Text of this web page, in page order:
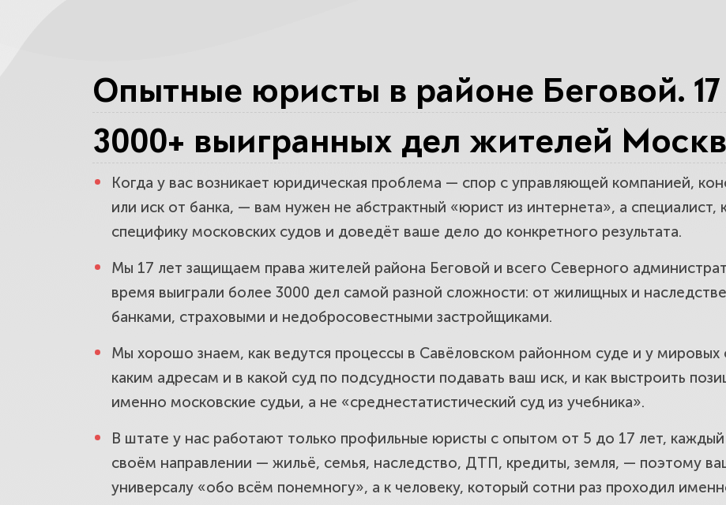
нажитое.
Помощь после ДТП в районе Беговой. Взыщем
аварии.
Споры с банками и защита от долгов в районе
остановим давление.
Сделки с недвижимостью и споры с
ваши деньги и метры.
увольнение.
Опытные юристы в районе Беговой. 17
3000+ выигранных дел жителей
Когда у вас возникает юридическая проблема — спор с управляющей компанией,
или иск от банка, — вам нужен не абстрактный «юрист из интернета», а
специфику московских судов и доведёт ваше дело до конкретного результата.
Мы 17 лет защищаем права жителей района Беговой и всего Северного
время выиграли более 3000 дел самой разной сложности: от жилищных и
банками, страховыми и недобросовестными застройщиками.
Мы хорошо знаем, как ведутся процессы в Савёловском районном суде и у мировых
каким адресам и в какой суд по подсудности подавать ваш иск, и как выстроить
именно московские судьи, а не «среднестатистический суд из учебника».
В штате у нас работают только профильные юристы с опытом от 5 до 17 лет, каждый
своём направлении — жильё, семья, наследство, ДТП, кредиты, земля, — поэтому
универсалу «обо всём понемногу», а к человеку, который сотни раз проходил